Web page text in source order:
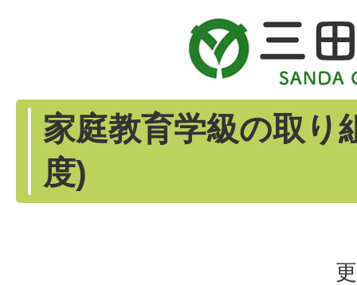
家庭教育学級の取り
度)